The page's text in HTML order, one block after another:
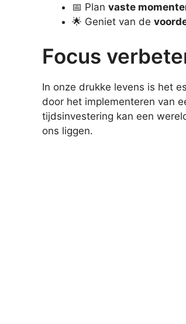
📅 Plan vaste
🌟 Geniet van de
Focus
In onze drukke levens is het
door het implementeren van
tijdsinvestering kan een
ons liggen.